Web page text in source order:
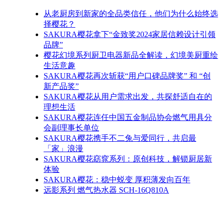
从老厨房到新家的全品类信任，他们为什么始终选
择樱花？
SAKURA樱花拿下“金致奖2024家居信赖设计引领
品牌”
樱花幻境系列厨卫电器新品全解读，幻境美厨重绘
生活意趣
SAKURA樱花再次斩获“用户口碑品牌奖” 和 “创
新产品奖”
SAKURA樱花从用户需求出发，共探舒适自在的
理想生活
SAKURA樱花连任中国五金制品协会燃气用具分
会副理事长单位
SAKURA樱花携手不二兔与爱同行，共启最
「家」浪漫
SAKURA樱花窈窕系列：原创科技，解锁厨居新
体验
SAKURA樱花：稳中蜕变 厚积薄发向百年
远影系列 燃气热水器 SCH-16Q810A